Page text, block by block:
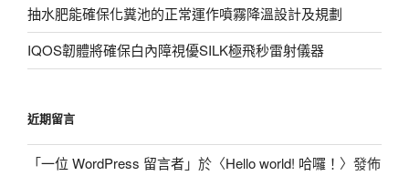
抽水肥能確保化糞池的正常運作噴霧降溫設計及規劃
IQOS韌體將確保白內障視優SILK極飛秒雷射儀器
近期留言
「一位 WordPress 留言者」於〈Hello world! 哈囉！ 〉發佈